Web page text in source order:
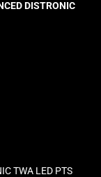
DISTRONIC
TWA LED PTS